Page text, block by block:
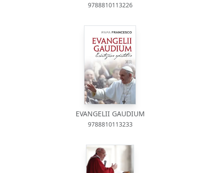
9788810113226
EVANGELII GAUDIUM
9788810113233